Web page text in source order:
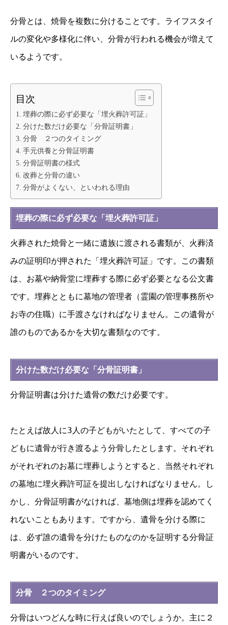
分骨とは、焼骨を複数に分けることです。ライフスタイ
ルの変化や多様化に伴い、分骨が行われる機会が増えて
いるようです。
目次
埋葬の際に必ず必要な「埋火葬許可証」
分けた数だけ必要な「分骨証明書」
分骨 ２つのタイミング
手元供養と分骨証明書
分骨証明書の様式
改葬と分骨の違い
分骨がよくない、といわれる理由
埋葬の際に必ず必要な「埋火葬許可証」
火葬された焼骨と一緒に遺族に渡される書類が、火葬済
みの証明印が押された「埋火葬許可証」です。この書類
は、お墓や納骨堂に埋葬する際に必ず必要となる公文書
です。埋葬とともに墓地の管理者（霊園の管理事務所や
お寺の住職）に手渡さなければなりません。この遺骨が
誰のものであるかを大切な書類なのです。
分けた数だけ必要な「分骨証明書」
分骨証明書は分けた遺骨の数だけ必要です。
たとえば故人に3人の子どもがいたとして、すべての子
どもに遺骨が行き渡るよう分骨したとします。それぞれ
がそれぞれのお墓に埋葬しようとすると、当然それぞれ
の墓地に埋火葬許可証を提出しなければなりません。し
かし、分骨証明書がなければ、墓地側は埋葬を認めてく
れないこともあります。ですから、遺骨を分ける際に
は、必ず誰の遺骨を分けたものなのかを証明する分骨証
明書がいるのです。
分骨 ２つのタイミング
分骨はいつどんな時に行えば良いのでしょうか。主に２